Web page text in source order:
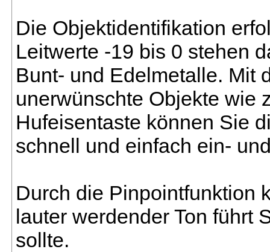
Die Objektidentifikation
Leitwerte -19 bis 0 stehen
Bunt- und Edelmetalle. Mit
unerwünschte Objekte wie
Hufeisentaste können Sie
schnell und einfach ein-
Durch die Pinpointfunktion
lauter werdender Ton führt
sollte.